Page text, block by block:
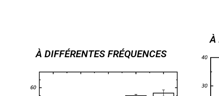
À DIFFÉRENTES FRÉQUENCES
À